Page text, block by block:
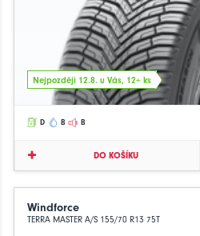
Nejpozději 12.8. u Vás, 12+ ks
D B B
DO KOŠÍKU
Windforce
TERRA MASTER A/S 155/70 R13 75T